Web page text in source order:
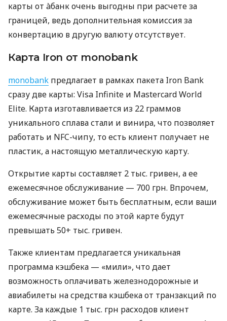
карты от àбанк очень выгодны при расчете за
границей, ведь дополнительная комиссия за
конвертацию в другую валюту отсутствует.
Карта Iron от monobank
monobank предлагает в рамках пакета Iron Bank
сразу две карты: Visa Infinite и Mastercard World
Elite. Карта изготавливается из 22 граммов
уникального сплава стали и винира, что позволяет
работать и NFC-чипу, то есть клиент получает не
пластик, а настоящую металлическую карту.
Открытие карты составляет 2 тыс. гривен, а ее
ежемесячное обслуживание — 700 грн. Впрочем,
обслуживание может быть бесплатным, если ваши
ежемесячные расходы по этой карте будут
превышать 50+ тыс. гривен.
Также клиентам предлагается уникальная
программа кэшбека — «мили», что дает
возможность оплачивать железнодорожные и
авиабилеты на средства кэшбека от транзакций по
карте. За каждые 1 тыс. грн расходов клиент